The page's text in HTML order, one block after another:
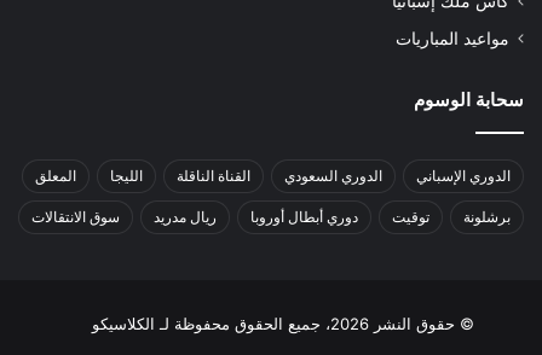
مواعيد المباريات
سحابة الوسوم
الدوري الإسباني الدوري السعودي القناة الناقلة الليجا المعلق
برشلونة توقيت دوري أبطال أوروبا ريال مدريد سوق الانتقالات
© حقوق النشر 2026، جميع الحقوق محفوظة لـ الكلاسيكو